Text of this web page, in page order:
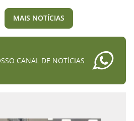
MAIS NOTÍCIAS
CANAL DE NOTÍCIAS